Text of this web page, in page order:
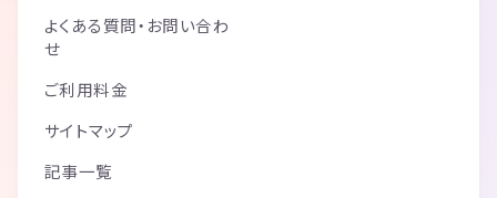
よくある質問・お問い合わ
せ
ご利用料金
サイトマップ
記事一覧